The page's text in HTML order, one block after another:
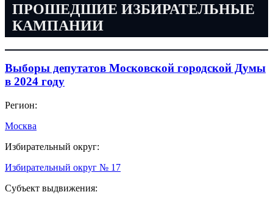
ПРОШЕДШИЕ ИЗБИРАТЕЛЬНЫЕ
КАМПАНИИ
Выборы депутатов Московской городской Думы
в 2024 году
Регион:
Москва
Избирательный округ:
Избирательный округ № 17
Субъект выдвижения: